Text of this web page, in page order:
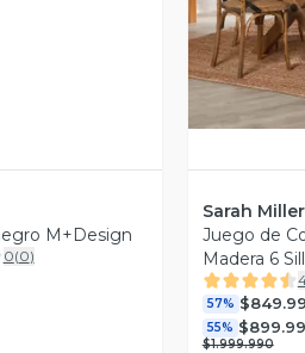
M+Design
0(0)
Sarah Miller
Juego de
Madera 6
57%
55%
$1.999.990